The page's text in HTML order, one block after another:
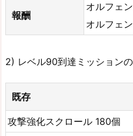
報酬
オルフェ
オルフェ
2) レベル90到達ミッション
既存
攻撃強化スクロール 180個